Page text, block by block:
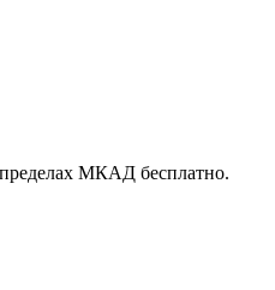
МКАД бесплатно.